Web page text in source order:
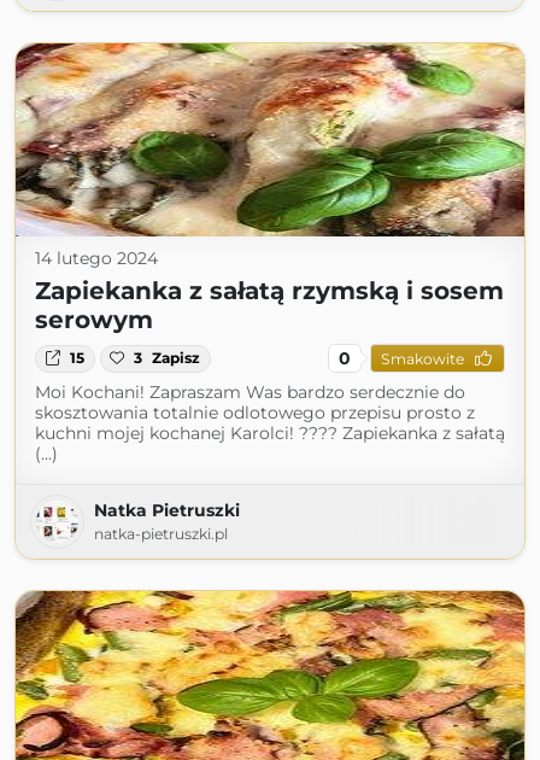
14 lutego 2024
Zapiekanka z sałatą rzymską i sosem
serowym
15 3 Zapisz 0 Smakowite
Moi Kochani! Zapraszam Was bardzo serdecznie do
skosztowania totalnie odlotowego przepisu prosto z
kuchni mojej kochanej Karolci! ???? Zapiekanka z sałatą
(...)
Natka Pietruszki
natka-pietruszki.pl